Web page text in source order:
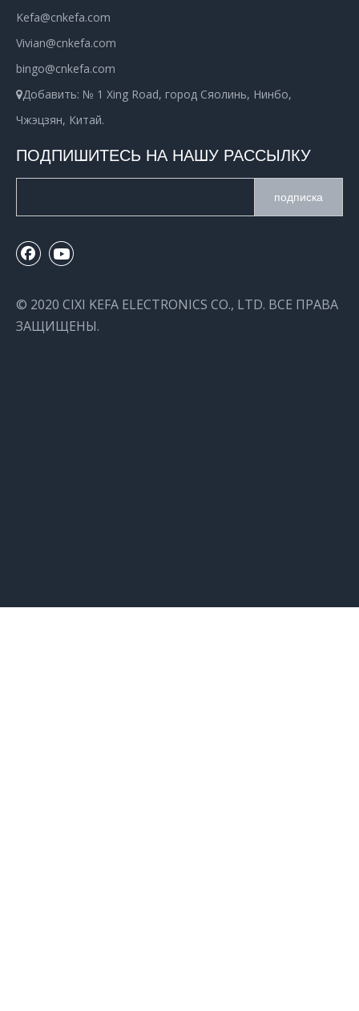
Kefa@cnkefa.com
Vivian@cnkefa.com
bingo@cnkefa.com
Добавить: № 1 Xing Road, город Сяолинь, Нинбо,
Чжэцзян, Китай.
ПОДПИШИТЕСЬ НА НАШУ РАССЫЛКУ
подписка
© 2020 CIXI KEFA ELECTRONICS CO., LTD. ВСЕ ПРАВА
ЗАЩИЩЕНЫ.